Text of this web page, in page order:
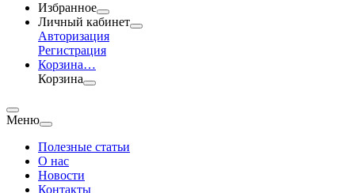
Избранное
Личный кабинет
Авторизация
Регистрация
Корзина…
Корзина
Меню
Полезные статьи
О нас
Новости
Контакты